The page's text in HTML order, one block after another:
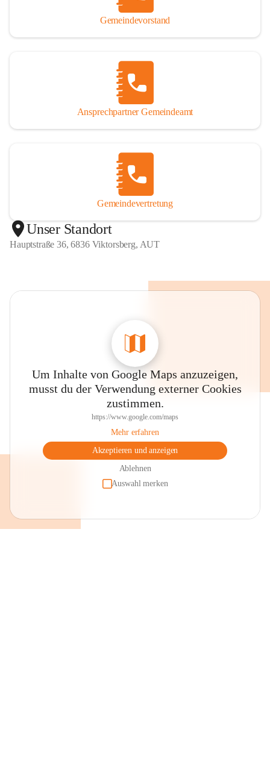
Gemeindevorstand
Ansprechpartner Gemeindeamt
Gemeindevertretung
Unser Standort
Hauptstraße 36, 6836 Viktorsberg, AUT
Um Inhalte von Google Maps anzuzeigen,
musst du der Verwendung externer Cookies
zustimmen.
https://www.google.com/maps
Mehr erfahren
Akzeptieren und anzeigen
Ablehnen
Auswahl merken